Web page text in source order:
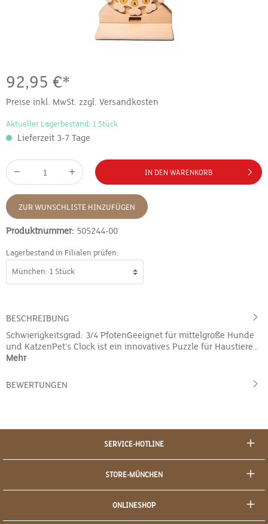
92,95 €*
Preise inkl. MwSt. zzgl. Versandkosten
Aktueller Lagerbestand: 1 Stück
Lieferzeit 3-7 Tage
IN DEN WARENKORB
ZUR WUNSCHLISTE HINZUFÜGEN
Produktnummer: 505244-00
Lagerbestand in Filialen prüfen:
BESCHREIBUNG
Schwierigkeitsgrad: 3/4 PfotenGeeignet für mittelgroße Hunde
und KatzenPet's Clock ist ein innovatives Puzzle für Haustiere…
Mehr
BEWERTUNGEN
SERVICE-HOTLINE
STORE-MÜNCHEN
ONLINESHOP